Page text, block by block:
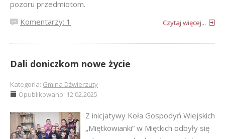
pozoru przedmiotom.
Komentarzy: 1
Czytaj więcej...
Dali doniczkom nowe życie
Kategoria: Gmina Dźwierzuty
Opublikowano: 12.02.2025
Z inicjatywy Koła Gospodyń Wiejskich
„Miętkowianki” w Miętkich odbyły się